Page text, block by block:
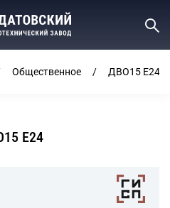
Общественное ДВО15 E24
E24